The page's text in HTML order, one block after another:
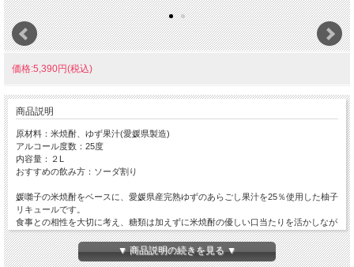
価格:5,390円(税込)
商品説明
原材料：米焼酎、ゆず果汁(愛媛県製造)
アルコール度数：25度
内容量：２L
おすすめの飲み方：ソーダ割り
媛囃子の米焼酎をベースに、愛媛県産完熟ゆずのあらごし果汁を25％使用した柚子
リキュールです。
食事との相性を大切に考え、糖類は加えずに米焼酎の優しい口当たりを活かしなが
ら、ゆずの酸味と香りがバランスよく引き立つように配分しています。
ソーダ割りにしたときに広がる完熟ゆずの香りとすっきりとした飲み口は格別で、
食中酒としてのポテンシャルは抜群です。もちろん、ロックやお湯割りでも美味し
▼ 商品説明の続きを見る ▼